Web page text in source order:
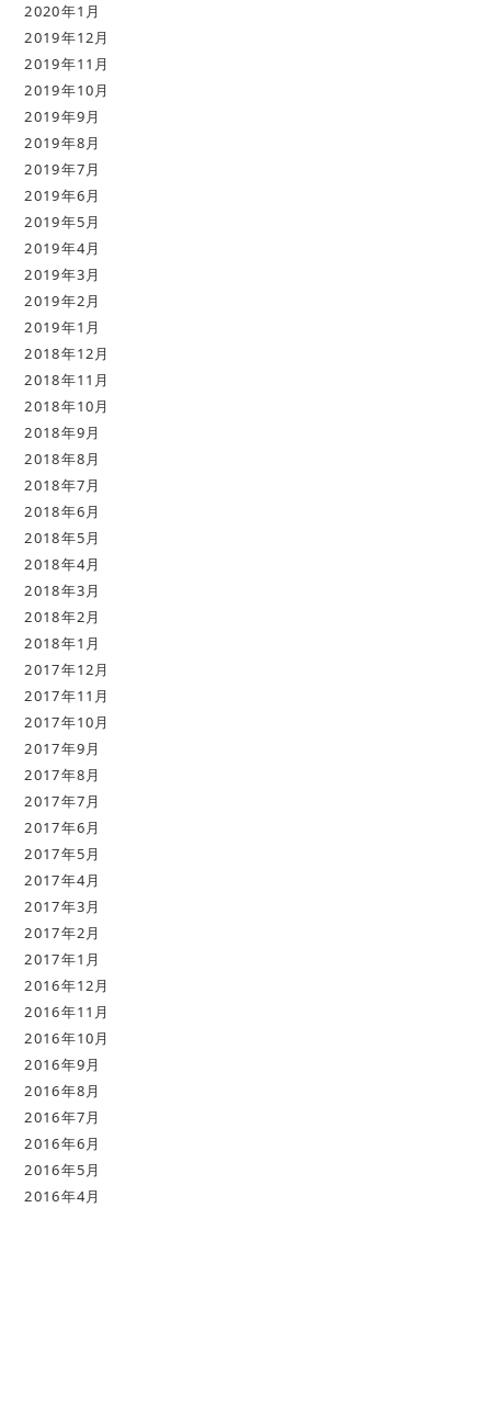
2020年1月
2019年12月
2019年11月
2019年10月
2019年9月
2019年8月
2019年7月
2019年6月
2019年5月
2019年4月
2019年3月
2019年2月
2019年1月
2018年12月
2018年11月
2018年10月
2018年9月
2018年8月
2018年7月
2018年6月
2018年5月
2018年4月
2018年3月
2018年2月
2018年1月
2017年12月
2017年11月
2017年10月
2017年9月
2017年8月
2017年7月
2017年6月
2017年5月
2017年4月
2017年3月
2017年2月
2017年1月
2016年12月
2016年11月
2016年10月
2016年9月
2016年8月
2016年7月
2016年6月
2016年5月
2016年4月